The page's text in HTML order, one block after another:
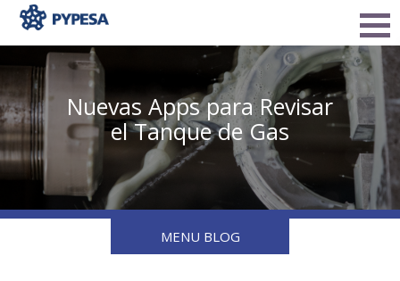
Nuevas Apps para Revisar
el Tanque de Gas
MENU BLOG